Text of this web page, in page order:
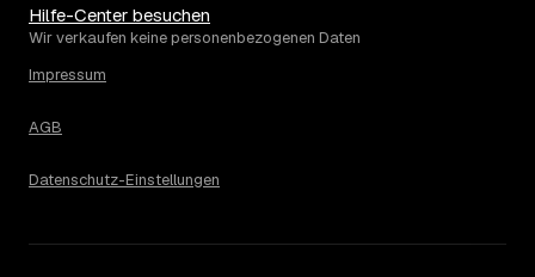
Sondermüllanteil verschieben den Endpreis. Den genauen
Betrag für Ihren Fall erfahren Sie erst nach einer kurzen,
Hilfe-Center besuchen
Wir verkaufen keine personenbezogenen Daten
Impressum
AGB
Datenschutz-Einstellungen